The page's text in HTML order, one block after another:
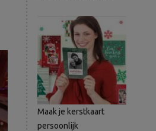
Maak je kerstkaart
persoonlijk